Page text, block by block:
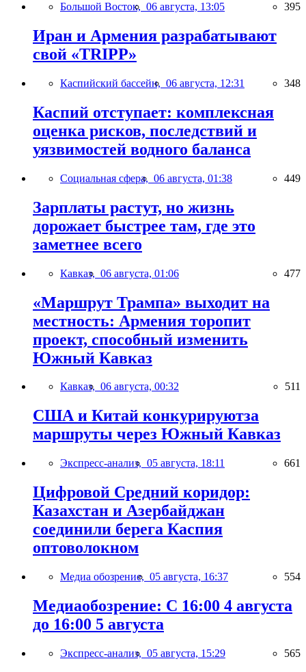
Большой Восток, 06 августа, 13:05 395
Иран и Армения разрабатывают
свой «TRIPP»
Каспийский бассейн, 06 августа, 12:31 348
Каспий отступает: комплексная
оценка рисков, последствий и
уязвимостей водного баланса
Социальная сфера, 06 августа, 01:38 449
Зарплаты растут, но жизнь
дорожает быстрее там, где это
заметнее всего
Кавказ, 06 августа, 01:06 477
«Маршрут Трампа» выходит на
местность: Армения торопит
проект, способный изменить
Южный Кавказ
Кавказ, 06 августа, 00:32 511
США и Китай конкурируютза
маршруты через Южный Кавказ
Экспресс-анализ, 05 августа, 18:11 661
Цифровой Средний коридор:
Казахстан и Азербайджан
соединили берега Каспия
оптоволокном
Медиа обозрение, 05 августа, 16:37 554
Медиаобозрение: С 16:00 4 августа
до 16:00 5 августа
Экспресс-анализ, 05 августа, 15:29 565